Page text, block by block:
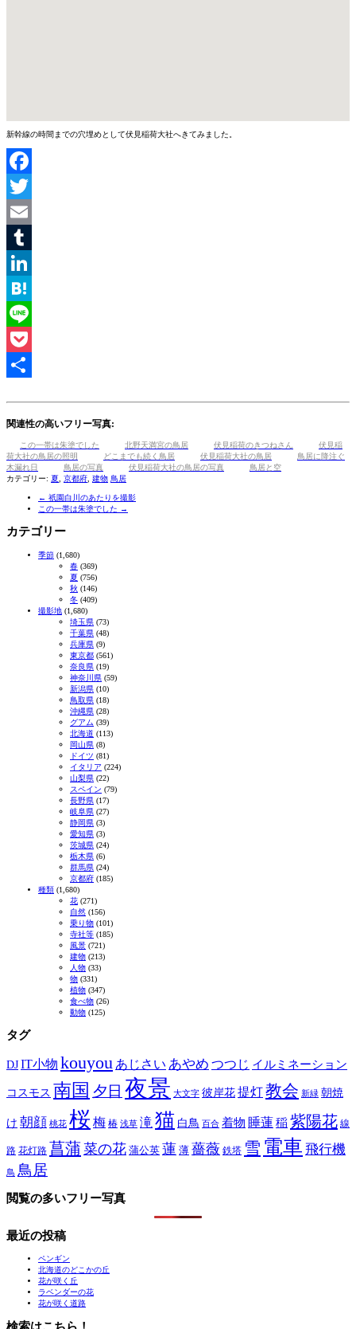
新幹線の時間までの穴埋めとして伏見稲荷大社へきてみました。
Facebook
Twitter
Email
Tumblr
LinkedIn
Hatena
Line
Pocket
関連性の高いフリー写真:
この一帯は朱塗でした 北野天満宮の鳥居 伏見稲荷のきつねさん
伏見稲
荷大社の鳥居の照明
どこまでも続く鳥居 伏見稲荷大社の鳥居
鳥居に降注ぐ
木漏れ日
鳥居の写真 伏見稲荷大社の鳥居の写真
鳥居と空
カテゴリー: 夏 京都府 建物 鳥居
← 祇園白川のあたりを撮影
この一帯は朱塗でした →
カテゴリー
季節 (1,680)
春 (369)
夏 (756)
秋 (146)
冬 (409)
撮影地 (1,680)
埼玉県 (73)
千葉県 (48)
兵庫県 (9)
東京都 (561)
奈良県 (19)
神奈川県 (59)
新潟県 (10)
鳥取県 (18)
沖縄県 (28)
グアム (39)
北海道 (113)
岡山県 (8)
ドイツ (81)
イタリア (224)
山梨県 (22)
スペイン (79)
長野県 (17)
岐阜県 (27)
静岡県 (3)
愛知県 (3)
茨城県 (24)
栃木県 (6)
群馬県 (24)
京都府 (185)
種類 (1,680)
花 (271)
自然 (156)
乗り物 (101)
寺社等 (185)
風景 (721)
建物 (213)
人物 (33)
物 (331)
植物 (347)
食べ物 (26)
動物 (125)
タグ
DJIT小物 kouyou あじさい あやめ つつじ イルミネーション
コスモス 南国 夕日 夜景 大文字 彼岸花提灯教会 新緑 朝焼
け 朝顔 桃花 桜 梅 椿 浅草 滝猫 白鳥 百合 着物 睡蓮 稲紫陽花 線
路 花灯路 菖蒲 菜の花 蒲公英 蓮 薄 薔薇 鉄塔 雪 電車 飛行機
鳥 鳥居
閲覧の多いフリー写真
最近の投稿
ペンギン
北海道のどこかの丘
花が咲く丘
ラベンダーの花
花が咲く道路
検索はこちら！